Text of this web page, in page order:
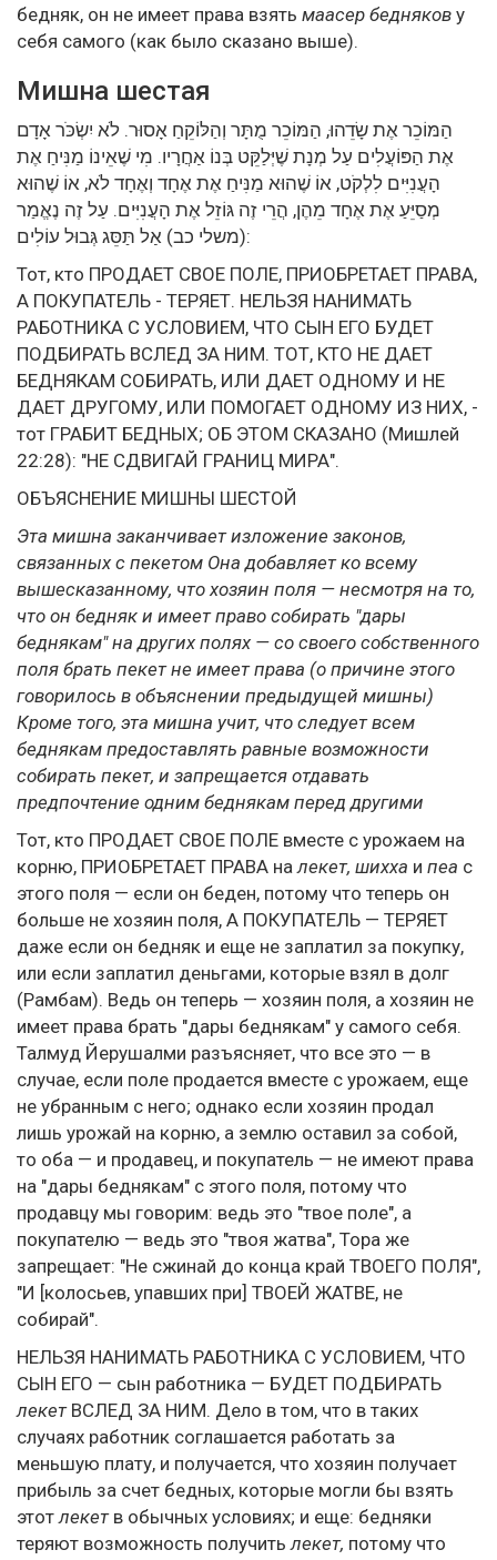
бедняк, он не имеет права взять маасер бедняков у
себя самого (как было сказано выше).
Мишна шестая
הַמּוֹכֵר אֶת שָׂדֵהוּ, הַמּוֹכֵר מֻתָּר וְהַלּוֹקֵחַ אָסוּר. לֹא יִשְׂכֹּר אָדָם
אֶת הַפּוֹעֲלִים עַל מְנָת שֶׁיְּלַקֵּט בְּנוֹ אַחֲרָיו. מִי שֶׁאֵינוֹ מַנִּיחַ אֶת
הָעֲנִיִּים לִלְקֹט, אוֹ שֶׁהוּא מַנִּיחַ אֶת אֶחָד וְאֶחָד לֹא, אוֹ שֶׁהוּא
מְסַיֵּעַ אֶת אֶחָד מֵהֶן, הֲרֵי זֶה גּוֹזֵל אֶת הָעֲנִיִּים. עַל זֶה נֶאֱמַר
(משלי כב) אַל תַּסֵּג גְּבוּל עוֹלִים:
Тот, кто ПРОДАЕТ СВОЕ ПОЛЕ, ПРИОБРЕТАЕТ ПРАВА,
А ПОКУПАТЕЛЬ - ТЕРЯЕТ. НЕЛЬЗЯ НАНИМАТЬ
РАБОТНИКА С УСЛОВИЕМ, ЧТО СЫН ЕГО БУДЕТ
ПОДБИРАТЬ ВСЛЕД ЗА НИМ. ТОТ, КТО НЕ ДАЕТ
БЕДНЯКАМ СОБИРАТЬ, ИЛИ ДАЕТ ОДНОМУ И НЕ
ДАЕТ ДРУГОМУ, ИЛИ ПОМОГАЕТ ОДНОМУ ИЗ НИХ, -
тот ГРАБИТ БЕДНЫХ; ОБ ЭТОМ СКАЗАНО (Мишлей
22:28): "НЕ СДВИГАЙ ГРАНИЦ МИРА".
ОБЪЯСНЕНИЕ МИШНЫ ШЕСТОЙ
Эта мишна заканчивает изложение законов,
связанных с пекетом Она добавляет ко всему
вышесказанному, что хозяин поля — несмотря на то,
что он бедняк и имеет право собирать "дары
беднякам" на других полях — со своего собственного
поля брать пекет не имеет права (о причине этого
говорилось в объяснении предыдущей мишны)
Кроме того, эта мишна учит, что следует всем
беднякам предоставлять равные возможности
собирать пекет, и запрещается отдавать
предпочтение одним беднякам перед другими
Тот, кто ПРОДАЕТ СВОЕ ПОЛЕ вместе с урожаем на
корню, ПРИОБРЕТАЕТ ПРАВА налекет, шихха и пеа с
этого поля — если он беден, потому что теперь он
больше не хозяин поля, А ПОКУПАТЕЛЬ — ТЕРЯЕТ
даже если он бедняк и еще не заплатил за покупку,
или если заплатил деньгами, которые взял в долг
(Рамбам). Ведь он теперь — хозяин поля, а хозяин не
имеет права брать "дары беднякам" у самого себя.
Талмуд Йерушалми разъясняет, что все это — в
случае, если поле продается вместе с урожаем, еще
не убранным с него; однако если хозяин продал
лишь урожай на корню, а землю оставил за собой,
то оба — и продавец, и покупатель — не имеют права
на "дары беднякам" с этого поля, потому что
продавцу мы говорим: ведь это "твое поле", а
покупателю — ведь это "твоя жатва", Тора же
запрещает: "Не сжинай до конца край ТВОЕГО ПОЛЯ",
"И [колосьев, упавших при] ТВОЕЙ ЖАТВЕ, не
собирай".
НЕЛЬЗЯ НАНИМАТЬ РАБОТНИКА С УСЛОВИЕМ, ЧТО
СЫН ЕГО — сын работника — БУДЕТ ПОДБИРАТЬ
лекет ВСЛЕД ЗА НИМ. Дело в том, что в таких
случаях работник соглашается работать за
меньшую плату, и получается, что хозяин получает
прибыль за счет бедных, которые могли бы взять
этотлекет в обычных условиях; и еще: бедняки
теряют возможность получитьлекет, потому что